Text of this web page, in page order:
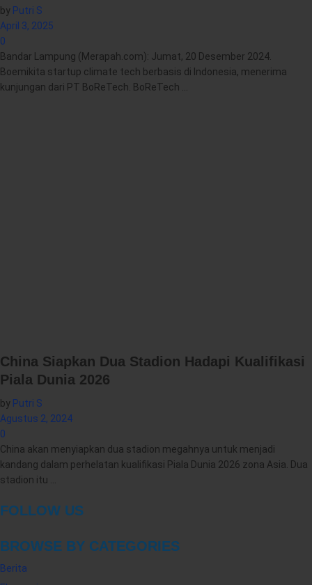
by Putri S
April 3, 2025
0
Bandar Lampung (Merapah.com): Jumat, 20 Desember 2024.
Boemikita startup climate tech berbasis di Indonesia, menerima
kunjungan dari PT BoReTech. BoReTech ...
China Siapkan Dua Stadion Hadapi Kualifikasi
Piala Dunia 2026
by Putri S
Agustus 2, 2024
0
China akan menyiapkan dua stadion megahnya untuk menjadi
kandang dalam perhelatan kualifikasi Piala Dunia 2026 zona Asia. Dua
stadion itu ...
FOLLOW US
BROWSE BY CATEGORIES
Berita